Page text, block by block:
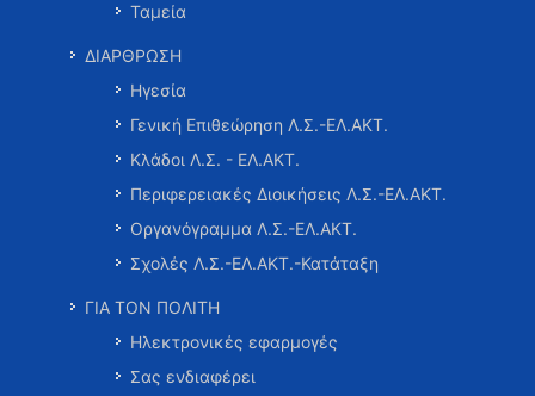
Ταμεία
ΔΙΑΡΘΡΩΣΗ
Ηγεσία
Γενική Επιθεώρηση Λ.Σ.-ΕΛ.ΑΚΤ.
Κλάδοι Λ.Σ. - ΕΛ.ΑΚΤ.
Περιφερειακές Διοικήσεις Λ.Σ.-ΕΛ.ΑΚΤ.
Οργανόγραμμα Λ.Σ.-ΕΛ.ΑΚΤ.
Σχολές Λ.Σ.-ΕΛ.ΑΚΤ.-Κατάταξη
ΓΙΑ ΤΟΝ ΠΟΛΙΤΗ
Ηλεκτρονικές εφαρμογές
Σας ενδιαφέρει